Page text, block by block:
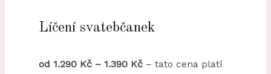
Líčení svatebčanek
od 1.290 Kč – 1.390 Kč – tato cena platí